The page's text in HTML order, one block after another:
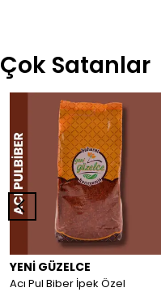
Çok Satanlar
YENİ GÜZELCE
Acı Pul Biber İpek Özel